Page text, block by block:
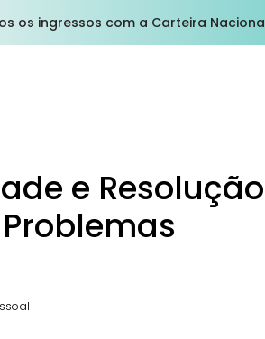
os ingressos com a Carteira
e
Problemas